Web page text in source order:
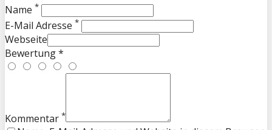
Name *
E-Mail Adresse *
Webseite
Bewertung *
Kommentar *